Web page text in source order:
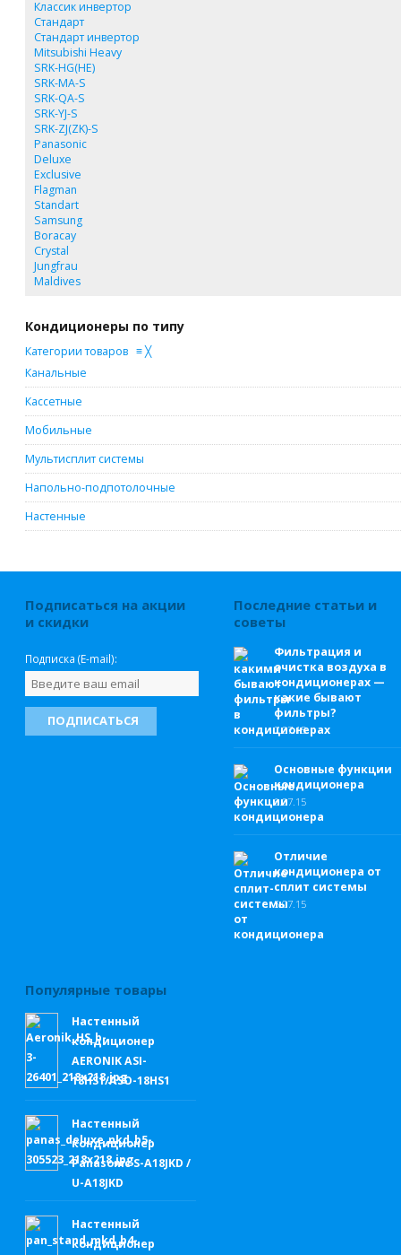
Классик инвертор
Стандарт
Стандарт инвертор
Mitsubishi Heavy
SRK-HG(HE)
SRK-MA-S
SRK-QA-S
SRK-YJ-S
SRK-ZJ(ZK)-S
Panasonic
Deluxe
Exclusive
Flagman
Standart
Samsung
Boracay
Crystal
Jungfrau
Maldives
Кондиционеры по типу
Категории товаров ≡╳
Канальные
Кассетные
Мобильные
Мультисплит системы
Напольно-подпотолочные
Настенные
Подписаться на акции
и скидки
Подписка (E-mail):
Последние статьи и
советы
Фильтрация и
очистка воздуха в
кондиционерах —
какие бывают
фильтры?
7.07.15
Основные функции
кондиционера
6.07.15
Отличие
кондиционера от
сплит системы
5.07.15
Популярные товары
Настенный
кондиционер
AERONIK ASI-
18HS1/ASO-18HS1
Настенный
кондиционер
Panasonic S-A18JKD /
U-A18JKD
Настенный
кондиционер